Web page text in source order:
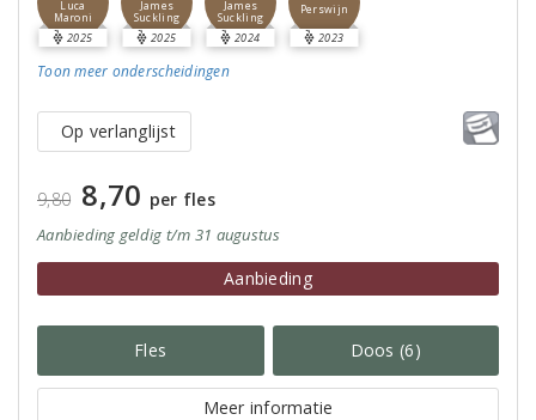
Luca
Maroni
2025
James
Suckling
2025
James
Suckling
2024
Perswijn
2023
Toon meer onderscheidingen
Op verlanglijst
9,80 8,70 per fles
Aanbieding geldig t/m 31 augustus
Aanbieding
Fles Doos (6)
Meer informatie